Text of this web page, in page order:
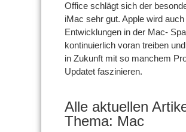
Office schlägt sich der
iMac sehr gut. Apple wird auch
Entwicklungen in der Mac-
kontinuierlich voran treiben
in Zukunft mit so manchem
Updatet faszinieren.
Alle aktuellen
Thema: Mac